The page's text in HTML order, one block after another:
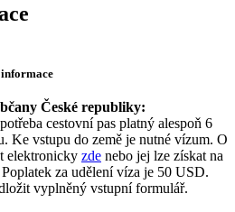
České republiky:
cestovní pas platný alespoň 6
Ke vstupu do země je nutné vízum. O
elektronicky zde nebo jej lze získat na
za udělení víza je 50 USD.
vyplněný vstupní formulář.